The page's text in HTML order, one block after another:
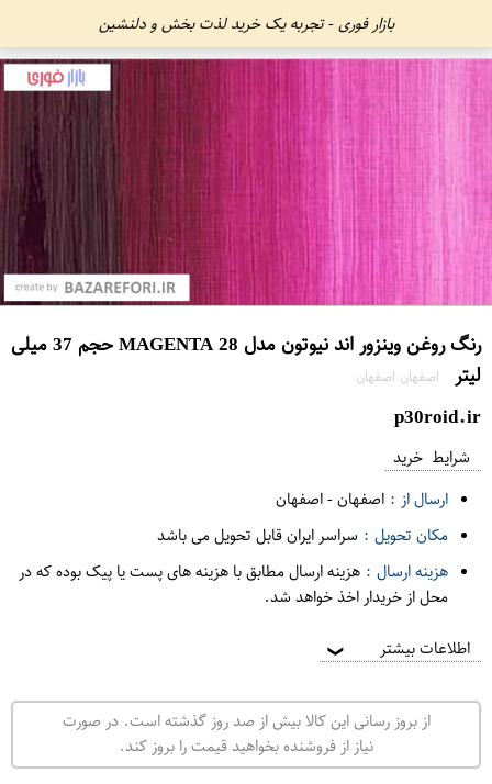
بازار فوری - تجربه یک خرید لذت بخش و دلنشین
رنگ روغن وینزور اند نیوتون مدل MAGENTA 28 حجم 37 میلی
لیتر
اصفهان اصفهان
p30roid.ir
شرایط خرید
ارسال از : اصفهان-اصفهان
مکان تحویل : سراسر ایران قابل تحویل می باشد
هزینه ارسال : هزینه ارسال مطابق با هزینه های پست یا پیک بوده که در
محل از خریدار اخذ خواهد شد.
اطلاعات بیشتر ❯
از بروز رسانی این کالا بیش از صد روز گذشته است. در صورت
نیاز از فروشنده بخواهید قیمت را بروز کند.